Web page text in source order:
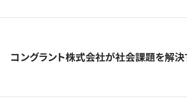
コングラント株式会社が社会課題を解